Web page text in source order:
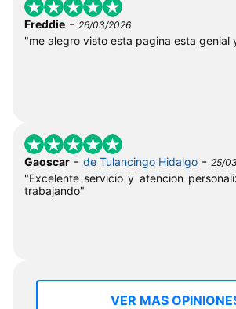
Freddie - 26/03/2026
"me alegro visto esta pagina esta genial
Gaoscar - de Tulancingo Hidalgo - 25/
"Excelente servicio y atencion
trabajando"
VER MAS